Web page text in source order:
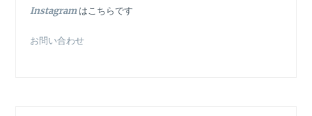
Instagramはこちらです
お問い合わせ